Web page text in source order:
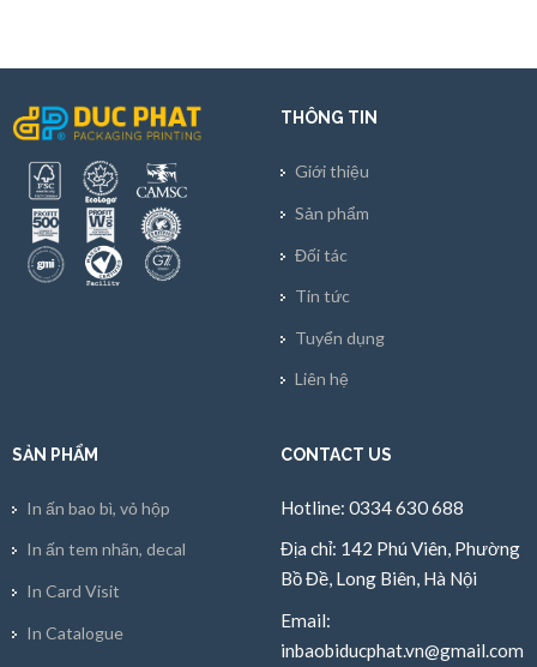
THÔNG TIN
Giới thiệu
Sản phẩm
Đối tác
Tin tức
Tuyển dụng
Liên hệ
SẢN PHẨM
In ấn bao bì, vỏ hộp
In ấn tem nhãn, decal
In Card Visit
In Catalogue
CONTACT US
Hotline: 0334 630 688
Địa chỉ: 142 Phú Viên, Phường
Bồ Đề, Long Biên, Hà Nội
Email:
inbaobiducphat.vn@gmail.com